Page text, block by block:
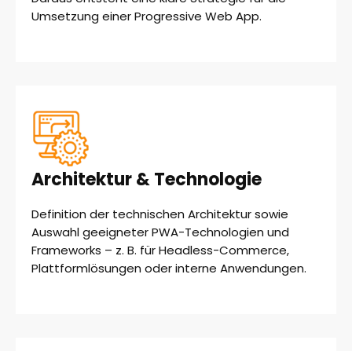
Umsetzung einer Progressive Web App.
Architektur & Technologie
Definition der technischen Architektur sowie
Auswahl geeigneter PWA-Technologien und
Frameworks – z. B. für Headless-Commerce,
Plattformlösungen oder interne Anwendungen.